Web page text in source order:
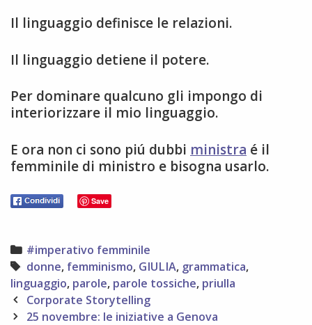
Il linguaggio definisce le relazioni.
Il linguaggio detiene il potere.
Per dominare qualcuno gli impongo di
interiorizzare il mio linguaggio.
E ora non ci sono piú dubbi ministra é il
femminile di ministro e bisogna usarlo.
Save
Categories
#imperativo femminile
Tags
donne, femminismo, GIULIA, grammatica,
linguaggio, parole, parole tossiche, priulla
Post
navigation
Corporate Storytelling
25 novembre: le iniziative a Genova